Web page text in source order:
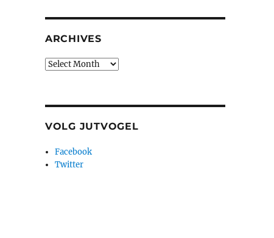
ARCHIVES
Archives
VOLG JUTVOGEL
Facebook
Twitter